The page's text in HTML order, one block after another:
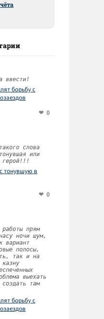
ввести!
борьбу с
0
слова
или
герой!!!
тонувшую в
0
прям
ночи шум,
вариант
полосы,
так и на
выехать
там
борьбу с